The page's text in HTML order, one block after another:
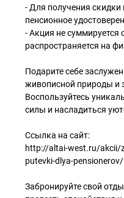
- Для получения
пенсионное
- Акция не суммируется
распространяется на
Подарите себе
живописной природы и
Воспользуйтесь
силы и насладиться
Ссылка на сайт:
http://altai-west.ru/akcii/
putevki-dlya-pensionerov/
Забронируйте свой